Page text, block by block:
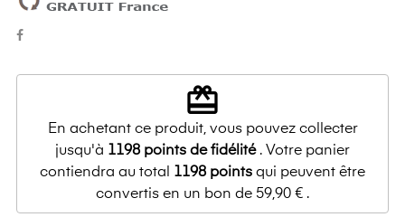
redeem
En achetant ce produit, vous pouvez collecter
jusqu'à 1198 points de fidélité. Votre panier
contiendra au total 1198 points qui peuvent être
convertis en un bon de 59,90 € .